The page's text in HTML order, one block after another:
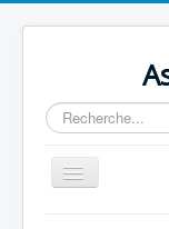
Rechercher
Basculer
la